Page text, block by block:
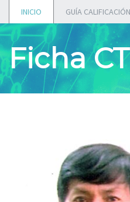
INICIO GUÍA CALIFICACIÓN
Ficha